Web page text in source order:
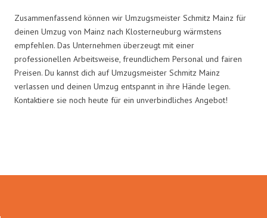
Zusammenfassend können wir Umzugsmeister Schmitz Mainz für
deinen Umzug von Mainz nach Klosterneuburg wärmstens
empfehlen. Das Unternehmen überzeugt mit einer
professionellen Arbeitsweise, freundlichem Personal und fairen
Preisen. Du kannst dich auf Umzugsmeister Schmitz Mainz
verlassen und deinen Umzug entspannt in ihre Hände legen.
Kontaktiere sie noch heute für ein unverbindliches Angebot!